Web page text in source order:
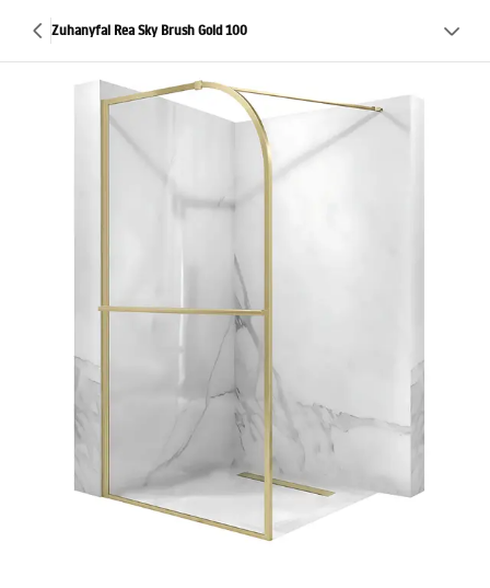
Zuhanyfal Rea Sky Brush Gold 100